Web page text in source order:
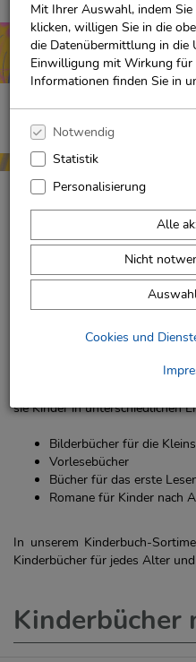
Mit Ihrer Auswahl, indem
klicken, willigen Sie in die
die Datenübermittlung in die
Einwilligung mit Wirkung
Informationen finden Sie in
Notwendig
Statistik
Personalisierung
Alle
Nicht
Cookies und
Neuerscheinungen
Entdecken!
Passende
jedes Alter
Leser. Vom ersten
sie Kinder in unterschiedlichen
Bilderbücher für die
Vorlesebücher
Bücher für das erste
Romane für Kinder nach
In unserem Kinderbuch-
Kinderbücher für jedes Alter
Kinderbücher